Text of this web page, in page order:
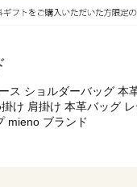
ス ショルダーバッグ 本
け 肩掛け 本革バッグ
mieno ブランド